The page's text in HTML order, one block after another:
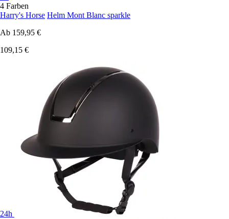
4 Farben
Harry's Horse Helm Mont Blanc sparkle
Ab 159,95 €
109,15 €
24h